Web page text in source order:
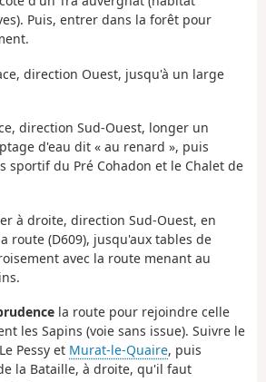
Puis, entrer dans la forêt pour
direction Ouest, jusqu'à un large
direction Sud-Ouest, longer un
d'eau dit « au renard », puis
sportif du Pré Cohadon et le Chalet de
à droite, direction Sud-Ouest, en
route (D609), jusqu'aux tables de
avec la route menant au
la route pour rejoindre celle
les Sapins (voie sans issue). Suivre le
Pessy et Murat-le-Quaire, puis
la Bataille, à droite, qu'il faut